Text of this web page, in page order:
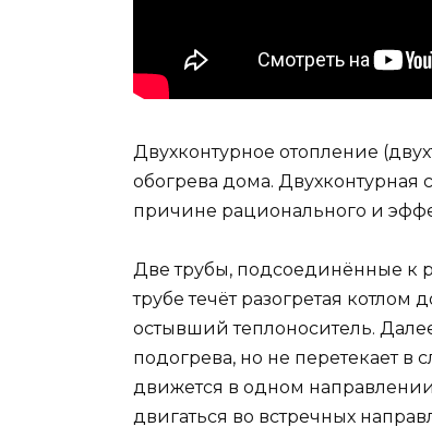
Двухконтурное отопление
обогрева дома. Двухконтурная
причине рационального и
Две трубы, подсоединённые к
трубе течёт разогретая
остывший теплоноситель.
подогрева, но не перетекает в
движется в одном
двигаться во встречных